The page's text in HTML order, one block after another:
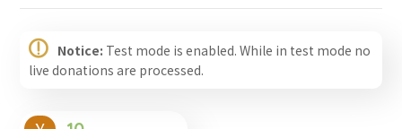
Notice: Test mode is enabled. While in test mode no
live donations are processed.